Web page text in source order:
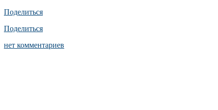
Поделиться
Поделиться
нет комментариев